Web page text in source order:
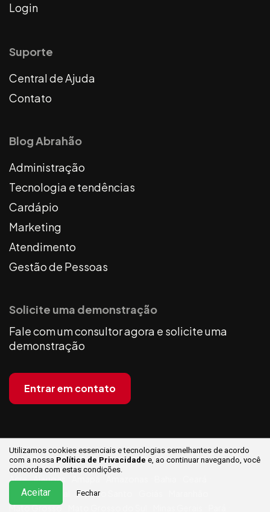
Utilizamos cookies essenciais e tecnologias semelhantes de acordo
com a nossa Política de Privacidade e, ao continuarnavegando, você
concorda com estas condições.
Aceitar Fechar
Login
Suporte
Central de Ajuda
Contato
Blog Abrahão
Administração
Tecnologia e tendências
Cardápio
Marketing
Atendimento
Gestão de Pessoas
Solicite uma demonstração
Fale com um consultor agora e solicite uma
demonstração
Entrar em contato
Estados:
Acre Alagoas
Distrito Federal
Espírito Santo
Mato Grosso